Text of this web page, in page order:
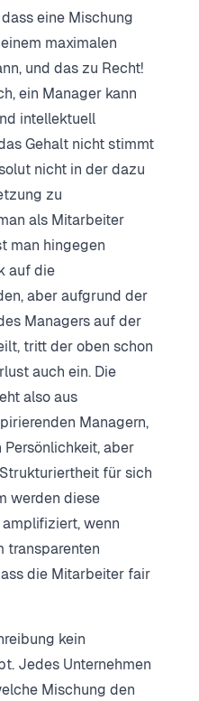
eine Mischung
maximalen
und das zu Recht!
ein Manager kann
intellektuell
Gehalt nicht stimmt
nicht in der dazu
zu
als Mitarbeiter
man hingegen
auf die
aber aufgrund der
Managers auf der
tritt der oben schon
auch ein. Die
also aus
Managern,
aber
für sich
werden diese
wenn
transparenten
die Mitarbeiter fair
kein
Jedes Unternehmen
Mischung den